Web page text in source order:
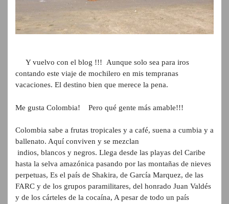
Y vuelvo con el blog !!! Aunque solo sea para iros
contando este viaje de mochilero en mis tempranas
vacaciones. El destino bien que merece la pena.
Me gusta Colombia! Pero qué gente más amable!!!
Colombia sabe a frutas tropicales y a café, suena a cumbia y a
ballenato. Aquí conviven y se mezclan
indios, blancos y negros. Llega desde las playas del Caribe
hasta la selva amazónica pasando por las montañas de nieves
perpetuas, Es el país de Shakira, de García Marquez, de las
FARC y de los grupos paramilitares, del honrado Juan Valdés
y de los cárteles de la cocaína, A pesar de todo un país